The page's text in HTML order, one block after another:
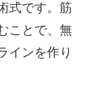
式です。筋
ことで、無
インを作り